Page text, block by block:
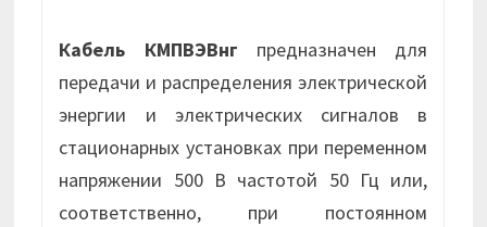
Кабель КМПВЭВнг предназначен для
передачи и распределения электрической
энергии и электрических сигналов в
стационарных установках при переменном
напряжении 500 В частотой 50 Гц или,
соответственно, при постоянном